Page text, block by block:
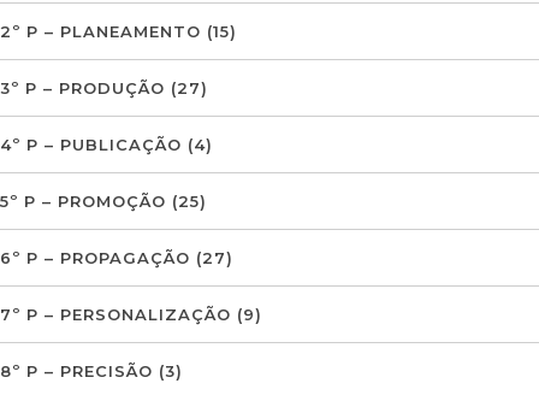
2º P – PLANEAMENTO (15)
3º P – PRODUÇÃO (27)
4º P – PUBLICAÇÃO (4)
5º P – PROMOÇÃO (25)
6º P – PROPAGAÇÃO (27)
7º P – PERSONALIZAÇÃO (9)
8º P – PRECISÃO (3)